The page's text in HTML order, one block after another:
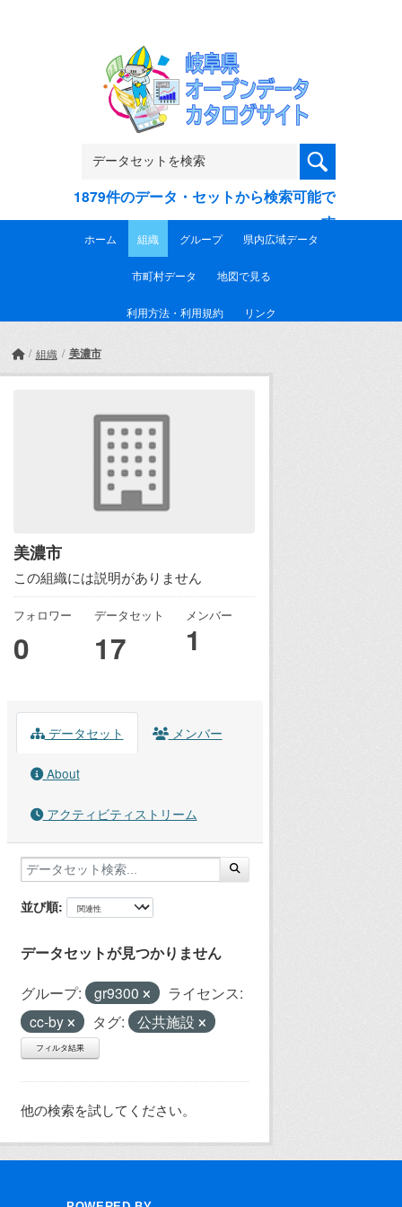
1879件のデータ・セットから検索可能で
す
ホーム 組織 グループ 県内広域データ
市町村データ 地図で見る
利用方法・利用規約 リンク
組織 美濃市
美濃市
この組織には説明がありません
フォロワー
0
データセット
17
メンバー
1
データセット メンバー
About
アクティビティストリーム
並び順
データセットが見つかりません
グループ: gr9300
ライセンス:
cc-by
タグ: 公共施設
フィルタ結果
他の検索を試してください。